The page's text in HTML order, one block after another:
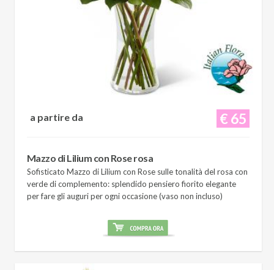
€ 65
a partire da
Mazzo di Lilium con Rose rosa
Sofisticato Mazzo di Lilium con Rose sulle tonalità del rosa con
verde di complemento: splendido pensiero fiorito elegante
per fare gli auguri per ogni occasione (vaso non incluso)